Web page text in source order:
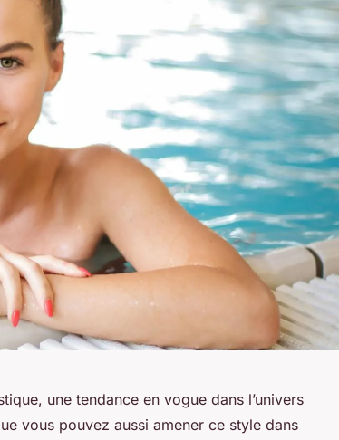
une tendance en vogue dans l’univers
vous pouvez aussi amener ce style dans